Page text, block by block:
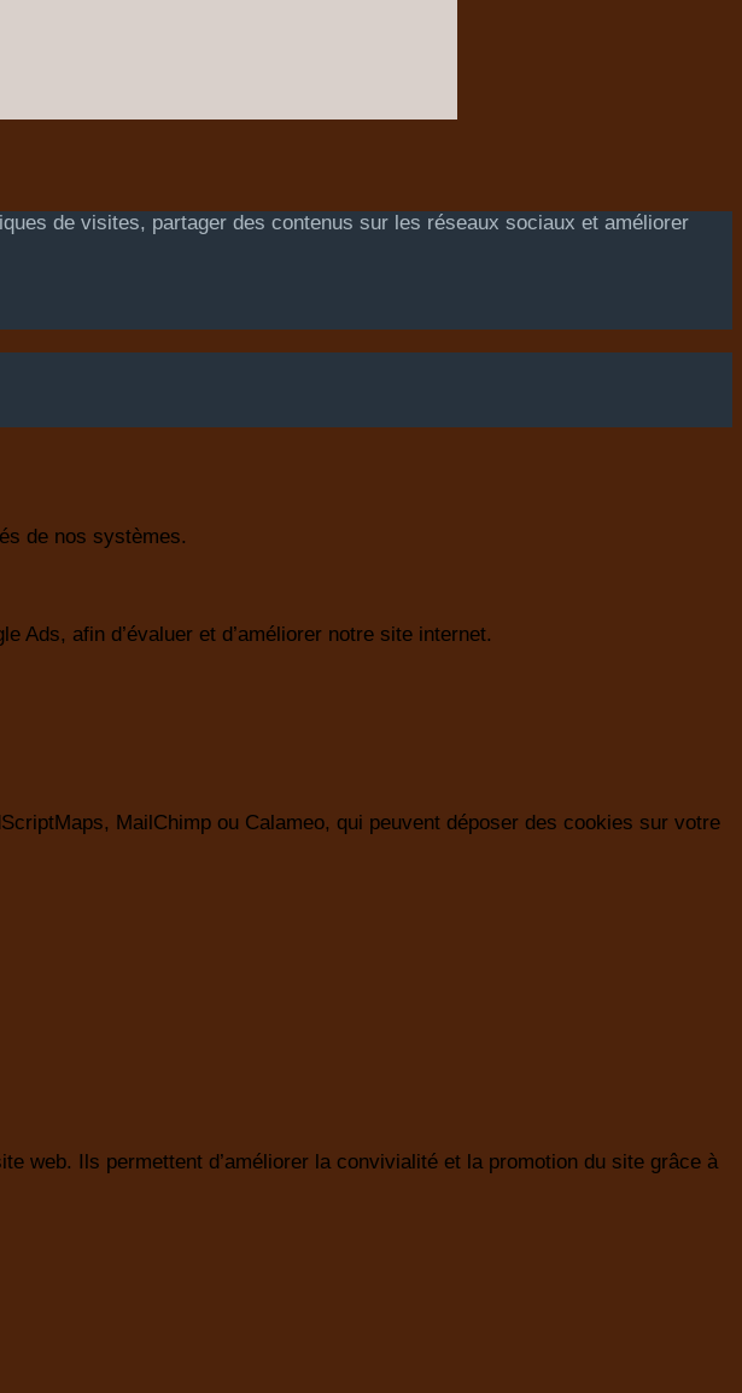
de visites, partager des contenus sur les réseaux sociaux et améliorer
de nos systèmes.
Ads, afin d’évaluer et d’améliorer notre site internet.
MailChimp ou Calameo, qui peuvent déposer des cookies sur votre
web. Ils permettent d’améliorer la convivialité et la promotion du site grâce à